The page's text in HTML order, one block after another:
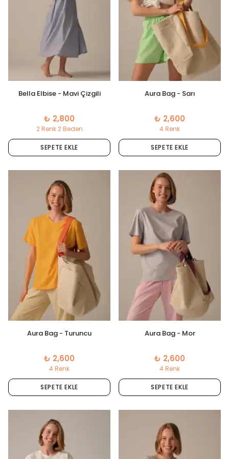
Bella Elbise - Mavi Çizgili
₺ 2,800
2 Renk 2 Beden
SEPETE EKLE
Aura Bag - Sarı
₺ 2,600
4 Renk
SEPETE EKLE
Aura Bag - Turuncu
₺ 2,600
4 Renk
SEPETE EKLE
Aura Bag - Mor
₺ 2,600
4 Renk
SEPETE EKLE